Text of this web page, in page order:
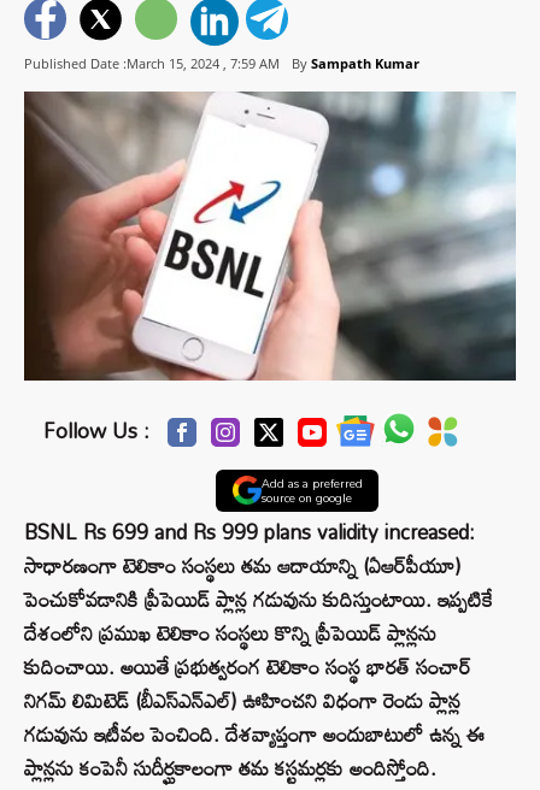
Published Date :March 15, 2024 , 7:59 AM By Sampath Kumar
Follow Us :
Add as a preferred
source on google
BSNL Rs 699 and Rs 999 plans validity increased:
సాధారణంగా టెలికాం సంస్థలు తమ ఆదాయాన్ని (ఏఆర్‌పీయూ)
పెంచుకోవడానికి ప్రీపెయిడ్‌ ప్లాన్ల గడువును కుదిస్తుంటాయి. ఇప్పటికే
దేశంలోని ప్రముఖ టెలికాం సంస్థలు కొన్ని ప్రీపెయిడ్‌ ప్లాన్లను
కుదించాయి. అయితే ప్రభుత్వరంగ టెలికాం సంస్థ భారత్‌ సంచార్‌
నిగమ్‌ లిమిటెడ్‌ (బీఎస్ఎన్ఎల్) ఊహించని విధంగా రెండు ప్లాన్ల
గడువును ఇటీవల పెంచింది. దేశవ్యాప్తంగా అందుబాటులో ఉన్న ఈ
ప్లాన్లను కంపెనీ సుదీర్ఘకాలంగా తమ కస్టమర్లకు అందిస్తోంది.